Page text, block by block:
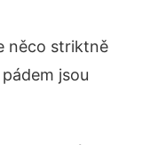
něco striktně
jsou